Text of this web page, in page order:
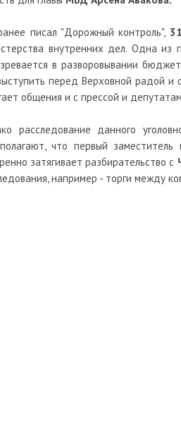
писал "Дорожный контроль",
внутренних дел. Одна из
в разворовывании
перед Верховной радой и
общения и с прессой и
расследование данного
что первый заместитель
затягивает разбирательство с
например - торги между